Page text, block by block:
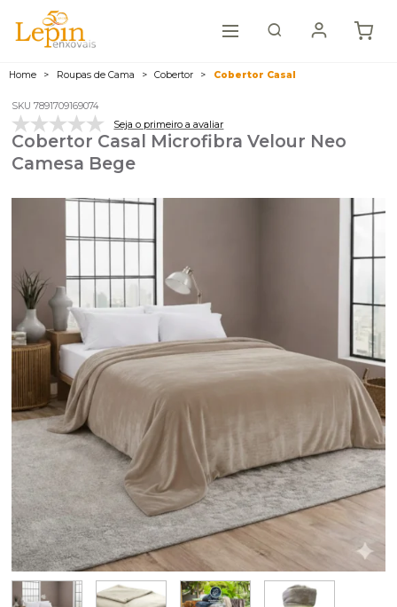
Home Roupas de Cama Cobertor Cobertor Casal
SKU 7891709169074
Seja o primeiro a avaliar
Cobertor Casal Microfibra Velour Neo
Camesa Bege